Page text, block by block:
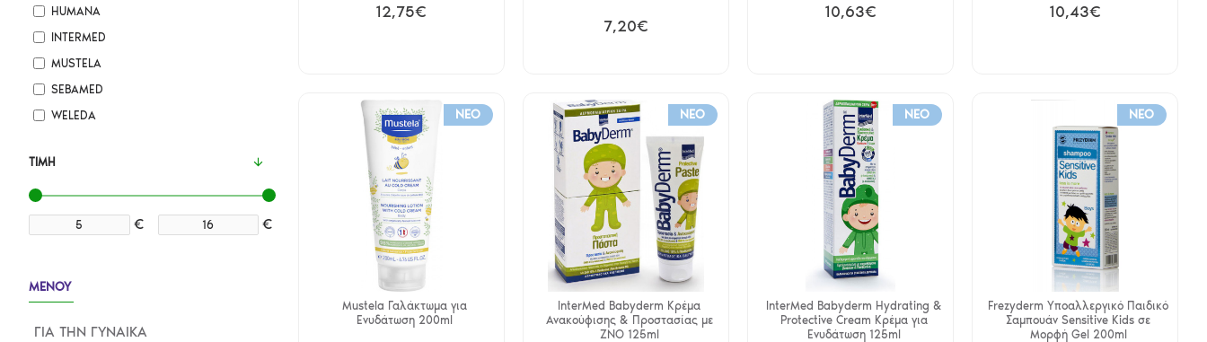
ΤΙΜΉ
€ €
HUMANA
INTERMED
MUSTELA
SEBAMED
WELEDA
ΜΕΝΟΥ
ΓΙΑ ΤΗΝ ΓΥΝΑΙΚΑ
12,75€
7,20€
10,63€ 10,43€
NEO
Mustela Γαλάκτωμα για
Ενυδάτωση 200ml
NEO
InterMed Babyderm Κρέμα
Ανακούφισης & Προστασίας με
ZNO 125ml
NEO
InterMed Babyderm Hydrating &
Protective Cream Κρέμα για
Ενυδάτωση 125ml
NEO
Frezyderm Υποαλλεργικό Παιδικό
Σαμπουάν Sensitive Kids σε
Μορφή Gel 200ml